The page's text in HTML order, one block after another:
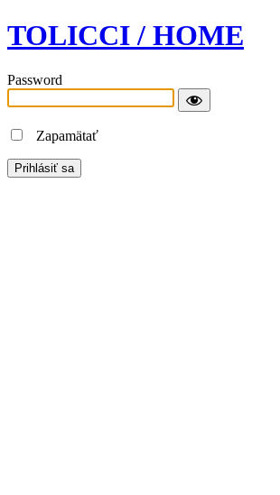
TOLICCI / HOME
Password
Zapamätať